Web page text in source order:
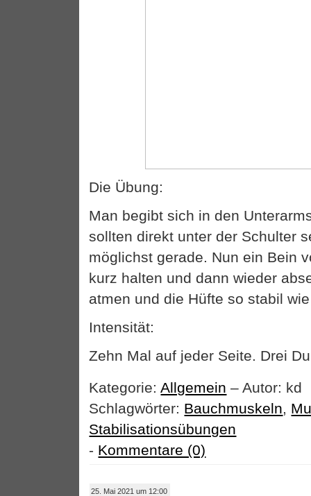
Die Übung:
Man begibt sich in den
sollten direkt unter der Schulter
möglichst gerade. Nun ein Bein
kurz halten und dann wieder
atmen und die Hüfte so stabil
Intensität:
Zehn Mal auf jeder Seite. Drei
Kategorie:Allgemein – Autor: kd
Schlagwörter: Bauchmuskeln,
Stabilisationsübungen
- Kommentare (0)
25. Mai 2021 um 12:00